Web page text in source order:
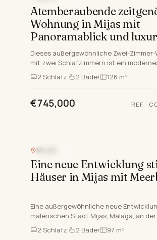
Atemberaubende
Wohnung in Mijas mit
Panoramablick und
Annehmlichkeiten
Dieses außergewöhnliche Zwei-Zimmer-
mit zwei Schlafzimmern ist ein
gebautes Anwesen in der
Berglage von Mijas, Malaga. Di…
2 Schlafz. 2 Bäder 126 m²
€745,000 REF ·
MIJAS
Eine neue Entwicklung
Häuser in Mijas mit
Eine außergewöhnliche neue
malerischen Stadt Mijas, Malaga, an der
renommierten Costa del Sol. Diese
kombiniert modernen Luxus m…
2 Schlafz. 2 Bäder 97 m²